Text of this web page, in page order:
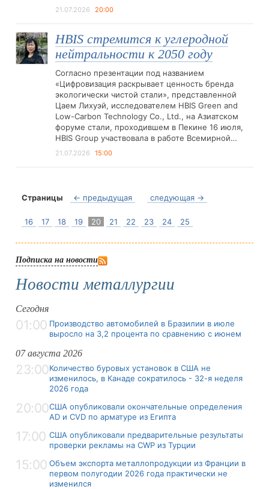
21.07.2026 20:00
HBIS стремится к углеродной
нейтральности к 2050 году
Согласно презентации под названием
«Цифровизация раскрывает ценность бренда
экологически чистой стали», представленной
Цаем Лихуэй, исследователем HBIS Green and
Low-Carbon Technology Co., Ltd., на Азиатском
форуме стали, проходившем в Пекине 16 июля,
HBIS Group участвовала в работе Всемирной…
21.07.2026 15:00
Страницы ← предыдущая следующая →
16 17 18 19 20 21 22 23 24 25
Подписка на новости
Новости металлургии
Сегодня
01:00 Производство автомобилей в Бразилии в июле
выросло на 3,2 процента по сравнению с июнем
07 августа 2026
23:00Количество буровых установок в США не
изменилось, в Канаде сократилось - 32-я неделя
2026 года
20:00США опубликовали окончательные определения
AD и CVD по арматуре из Египта
17:00 США опубликовали предварительные результаты
проверки рекламы на CWP из Турции
15:00 Объем экспорта металлопродукции из Франции в
первом полугодии 2026 года практически не
изменился